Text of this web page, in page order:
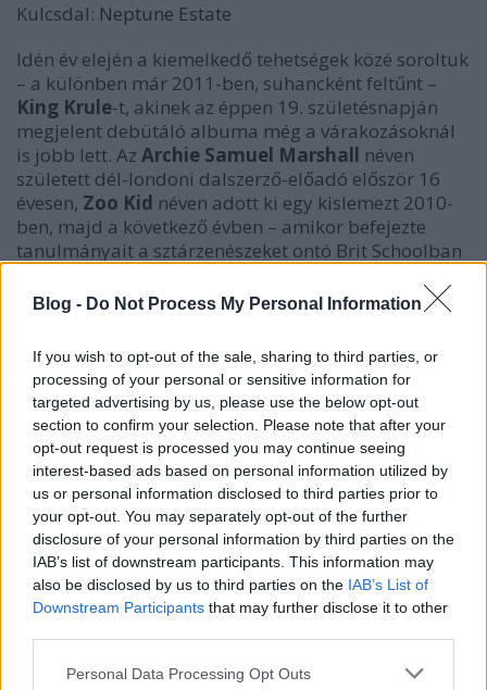
Blog - Do Not Process My Personal Information
If you wish to opt-out of the sale, sharing to third parties, or
processing of your personal or sensitive information for
targeted advertising by us, please use the below opt-out
section to confirm your selection. Please note that after your
opt-out request is processed you may continue seeing
interest-based ads based on personal information utilized by
us or personal information disclosed to third parties prior to
your opt-out. You may separately opt-out of the further
disclosure of your personal information by third parties on the
IAB’s list of downstream participants. This information may
also be disclosed by us to third parties on the IAB’s List of
Downstream Participants that may further disclose it to other
Please note that this website/app uses one or more Google
Personal Data Processing Opt Outs
Kulcsdal: Neptune Estate
Idén év elején a kiemelkedő tehetségek közé soroltuk
– a különben már 2011-ben, suhancként feltűnt –
King Krule-t, akinek az éppen 19. születésnapján
megjelent debütáló albuma még a várakozásoknál
is jobb lett. Az Archie Samuel Marshall néven
született dél-londoni dalszerző-előadó először 16
évesen, Zoo Kid néven adott ki egy kislemezt 2010-
ben, majd a következő évben – amikor befejezte
tanulmányait a sztárzenészeket ontó Brit Schoolban
ezek a többnyire puritán gitáros-énekes kiadványok
megszólalást preferáló
Billy Bragg is dicsérte
Marshallt), de a világ a Rinse-nél megjelent 2012-es,
már ritmusközpontúbbRock Button/Octopusmaxi
után, 2013 elején figyelt fel rá igazán, amikor
felkerült aBBC Sound Of 2013listára. Azóta
közreműködött az idén nyáriMount Kimbie-
lemezen és elkészült bemutatkozó albumával (bár
már 2010-ben magánkiadásban összehozott egy
demószerű kiadványtU.F.O.W.A.V.E.címmel).